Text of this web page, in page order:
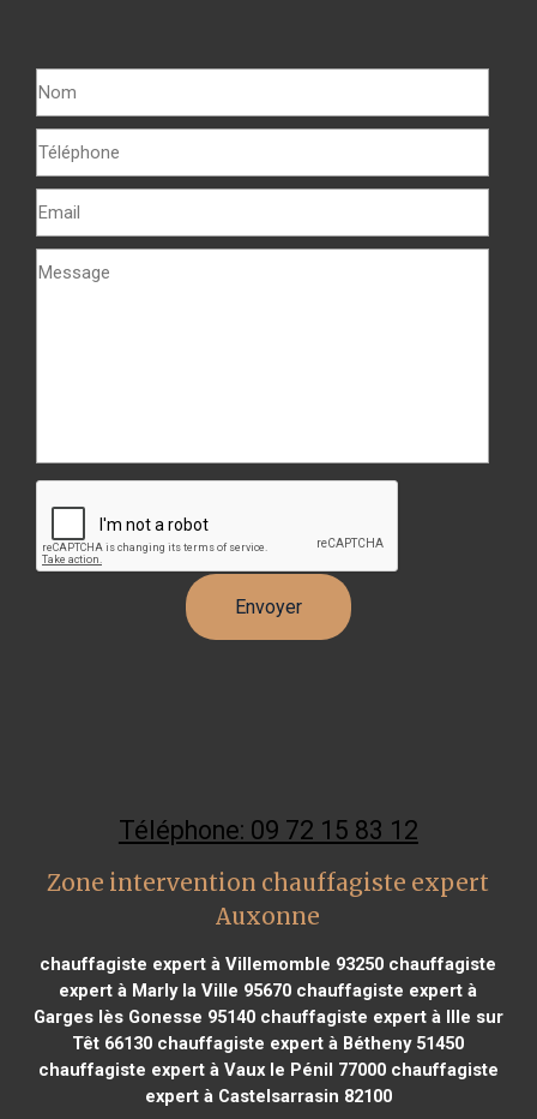
Téléphone: 09 72 15 83 12
Zone intervention chauffagiste expert
Auxonne
chauffagiste expert à Villemomble 93250 chauffagiste
expert à Marly la Ville 95670 chauffagiste expert à
Garges lès Gonesse 95140chauffagiste expert à Ille sur
Têt 66130 chauffagiste expert à Bétheny 51450
chauffagiste expert à Vaux le Pénil 77000chauffagiste
expert à Castelsarrasin 82100